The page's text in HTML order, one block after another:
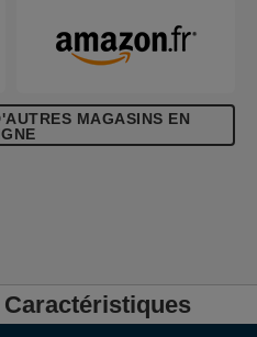
MAGASINS EN